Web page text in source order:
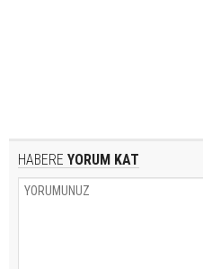
HABERE YORUM KAT